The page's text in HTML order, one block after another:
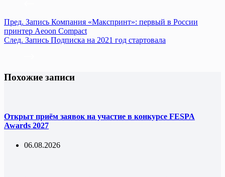
Пред. Запись Компания «Макспринт»: первый в России
принтер Aeoon Compact
След. Запись Подписка на 2021 год стартовала
Похожие записи
Открыт приём заявок на участие в конкурсе FESPA
Awards 2027
06.08.2026